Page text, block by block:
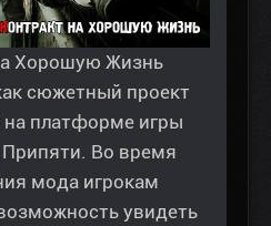
Хорошую Жизнь
сюжетный проект
платформе игры
Во время
мода игрокам
увидеть